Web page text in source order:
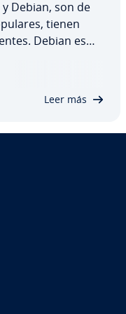
Debian, son de
tienen
Debian es
pro­pie­ta­rio y
Leer más